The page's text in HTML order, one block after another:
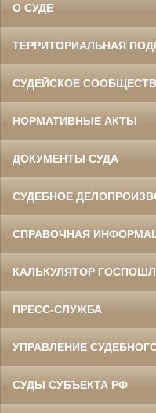
О СУДЕ
ТЕРРИТОРИАЛЬНАЯ
СУДЕЙСКОЕ
НОРМАТИВНЫЕ АКТЫ
ДОКУМЕНТЫ СУДА
СУДЕБНОЕ
СПРАВОЧНАЯ
КАЛЬКУЛЯТОР
ПРЕСС-СЛУЖБА
УПРАВЛЕНИЕ
СУДЫ СУБЪЕКТА РФ